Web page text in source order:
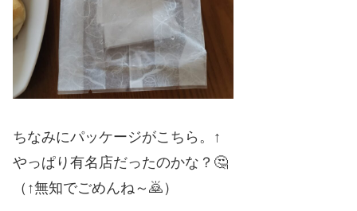
ちなみにパッケージがこちら。↑
やっぱり有名店だったのかな？🤔
（↑無知でごめんね～🙇）